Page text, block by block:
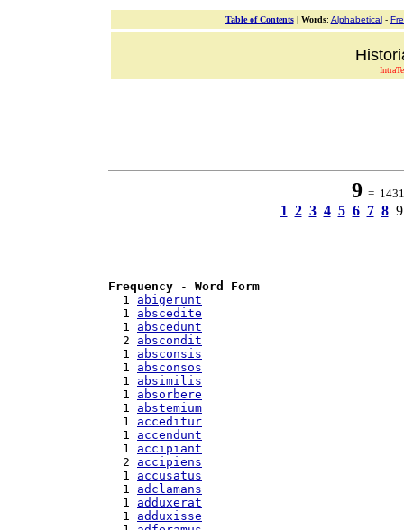
Table of Contents| Words: Alphabetical-
9 =
1 2 3 4 5 6 7 8 9
Frequency - Word Form
  1
abigerunt
  1
abscedite
  1
abscedunt
  2
abscondit
  1
absconsis
  1
absconsos
  1
absimilis
  1
absorbere
  1
abstemium
  1
acceditur
  1
accendunt
  1
accipiant
  2
accipiens
  1
accusatus
  1
adclamans
  1
adduxerat
  1
adduxisse